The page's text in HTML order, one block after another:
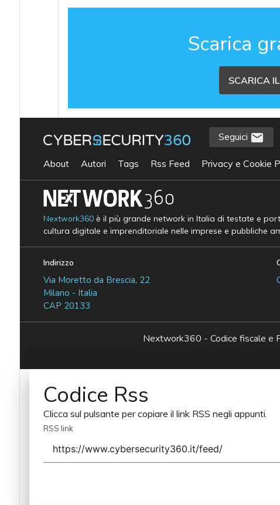
Scarica
SCARICA
Seguici
About Autori Tags Rss Feed Privacy e Cookie
Nextwork360è il più grande network in Italia di testate e
cultura digitale e imprenditoriale nelle imprese e pubbliche
Indirizzo
Via Moretto da Brescia, 22
Milano - Italia
CAP 20133
Nextwork360 - Codice fiscale
Codice Rss
Clicca sul pulsante per copiare il link RSS negli appunti.
RSS link